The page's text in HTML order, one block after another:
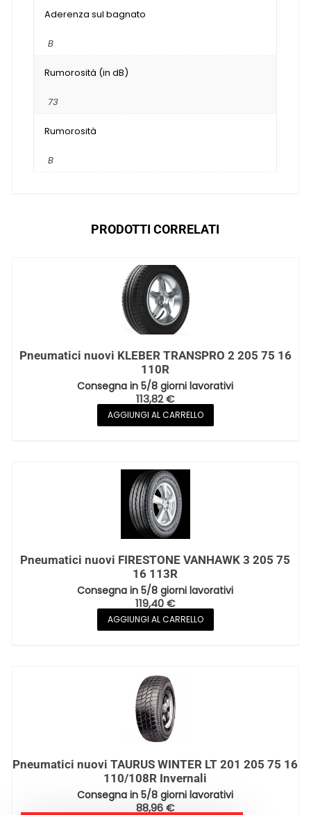
Aderenza sul bagnato
B
Rumorosità (in dB)
73
Rumorosità
B
PRODOTTI CORRELATI
Pneumatici nuovi KLEBER TRANSPRO 2 205 75 16
110R
Consegna in 5/8 giorni lavorativi
113,82€
AGGIUNGI AL CARRELLO
Pneumatici nuovi FIRESTONE VANHAWK 3 205 75
16 113R
Consegna in 5/8 giorni lavorativi
119,40€
AGGIUNGI AL CARRELLO
Pneumatici nuovi TAURUS WINTER LT 201 205 75 16
110/108R Invernali
Consegna in 5/8 giorni lavorativi
88,96€